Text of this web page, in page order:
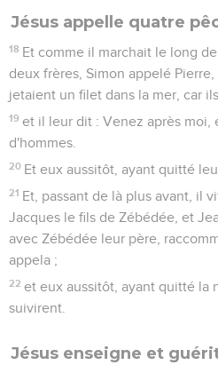
Jésus appelle quatre
18 Et comme il marchait le long
deux frères, Simon appelé
jetaient un filet dans la mer, car
19 et il leur dit : Venez après moi,
d'hommes.
20 Et eux aussitôt, ayant quitté
21 Et, passant de là plus avant, il
Jacques le fils de Zébédée, et
avec Zébédée leur père,
appela ;
22 et eux aussitôt, ayant quitté la
suivirent.
Jésus enseigne et